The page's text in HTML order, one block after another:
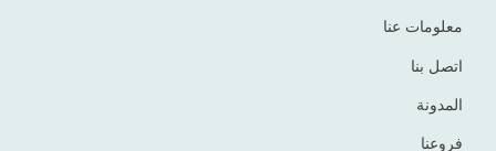
معلومات عنا
اتصل بنا
المدونة
فروعنا